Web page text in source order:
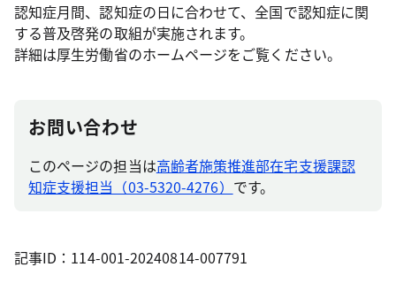
認知症月間、認知症の日に合わせて、全国で認知症に関
する普及啓発の取組が実施されます。
詳細は厚生労働省のホームページをご覧ください。
お問い合わせ
このページの担当は高齢者施策推進部在宅支援課認
知症支援担当（03-5320-4276） です。
記事ID：114-001-20240814-007791